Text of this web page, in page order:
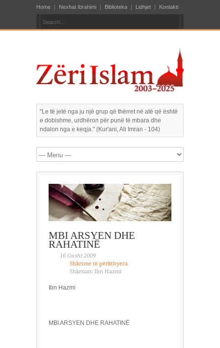
Home Nexhat Ibrahimi Biblioteka Lidhjet Kontakti
"Le të jetë nga ju një grup që thërret në atë që është
e dobishme, urdhëron për punë të mbara dhe
ndalon nga e keqja." (Kur'ani, Ali Imran - 104)
MBI ARSYEN DHE
RAHATINË
16 Gusht 2009
Shkrime të përkthyera
Shkruan: Ibn Hazmi
Ibn Hazmi
MBI ARSYEN DHE RAHATINË